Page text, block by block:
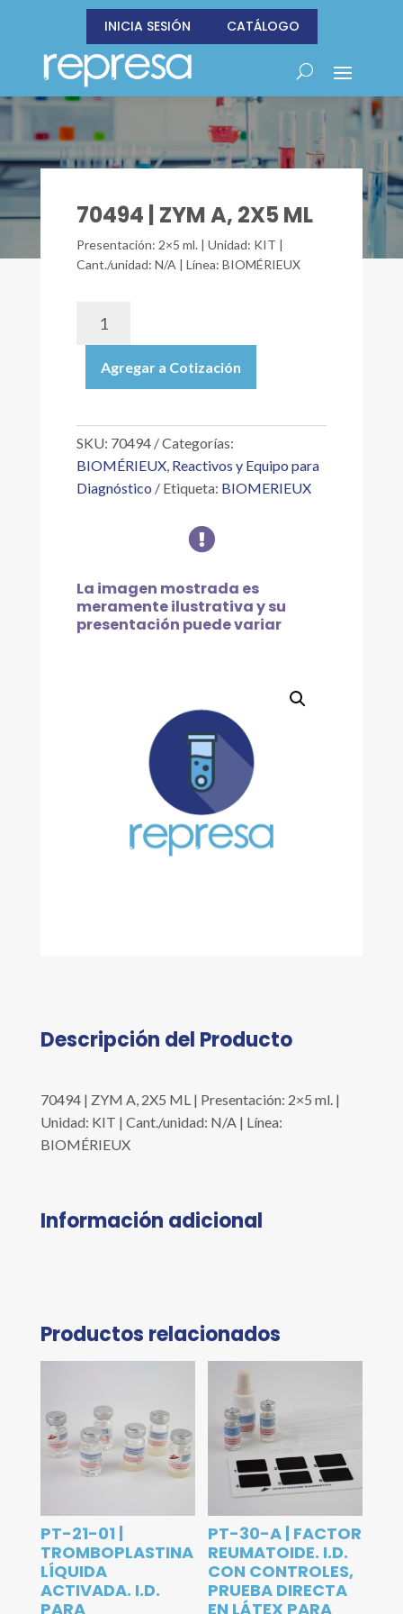
INICIA SESIÓN CATÁLOGO
70494 | ZYM A, 2X5 ML
Presentación: 2×5 ml. | Unidad: KIT |
Cant./unidad: N/A | Línea: BIOMÉRIEUX
2X5
cantidad
Agregar a Cotización
SKU: 70494
Categorías:
BIOMÉRIEUX, Reactivos y Equipo para
Diagnóstico
Etiqueta: BIOMERIEUX

La imagen mostrada es
meramente ilustrativa y su
presentación puede variar
Descripción del Producto
70494 | ZYM A, 2X5 ML | Presentación: 2×5 ml. |
Unidad: KIT | Cant./unidad: N/A | Línea:
BIOMÉRIEUX
Información adicional
Productos relacionados
PT-21-01 |
TROMBOPLASTINA
LÍQUIDA
ACTIVADA. I.D.
PARA
PT-30-A | FACTOR
REUMATOIDE. I.D.
CON CONTROLES,
PRUEBA DIRECTA
EN LÁTEX PARA